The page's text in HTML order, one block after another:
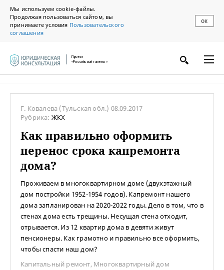
Мы используем cookie-файлы.
Продолжая пользоваться сайтом, вы
принимаете условия Пользовательского
соглашения
ОК
Проект
«Российской газеты»
Г. Ковалева (Тульская обл.) 08.09.2017
Рубрика: ЖКХ
Как правильно оформить
перенос срока капремонта
дома?
Проживаем в многоквартирном доме (двухэтажный
дом постройки 1952-1954 годов). Капремонт нашего
дома запланирован на 2020-2022 годы. Дело в том, что в
стенах дома есть трещины. Несущая стена отходит,
отрывается. Из 12 квартир дома в девяти живут
пенсионеры. Как грамотно и правильно все оформить,
чтобы спасти наш дом?
Капитальный ремонт, Многоквартирный дом